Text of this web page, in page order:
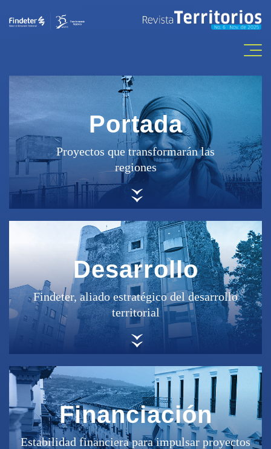
Portada
Proyectos que transformarán las
regiones
Desarrollo
Findeter, aliado estratégico del desarrollo
territorial
Financiación
Estabilidad financiera para impulsar proyectos